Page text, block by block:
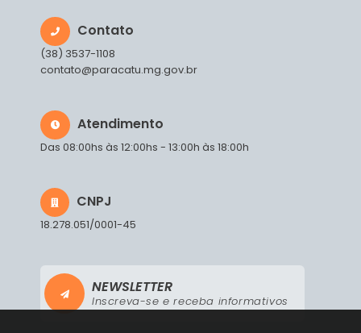
Contato
(38) 3537-1108
contato@paracatu.mg.gov.br
Atendimento
Das 08:00hs às 12:00hs - 13:00h às 18:00h
CNPJ
18.278.051/0001-45
NEWSLETTER
Inscreva-se e receba informativos